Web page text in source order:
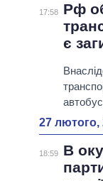
17:58
Рф
є
27 лютого,
18:59
В